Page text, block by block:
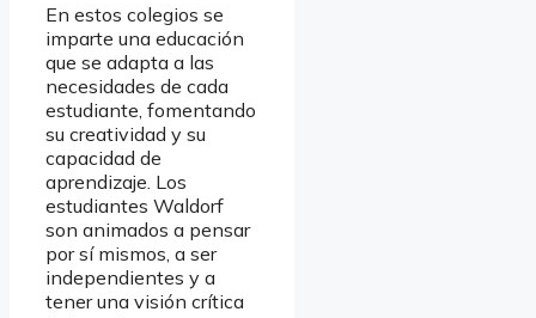
En estos colegios se
imparte una educación
que se adapta a las
necesidades de cada
estudiante, fomentando
su creatividad y su
capacidad de
aprendizaje. Los
estudiantes Waldorf
son animados a pensar
por sí mismos, a ser
independientes y a
tener una visión crítica